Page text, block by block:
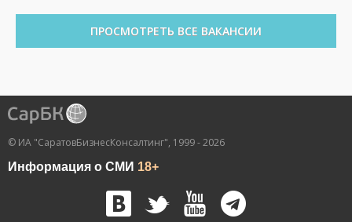
ПРОСМОТРЕТЬ ВСЕ ВАКАНСИИ
© ИА "СаратовБизнесКонсалтинг", 1999 - 2026
Информация о СМИ 18+